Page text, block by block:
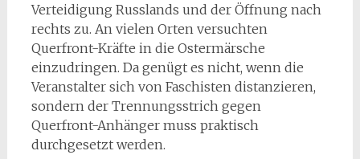
Verteidigung Russlands und der Öffnung nach
rechts zu. An vielen Orten versuchten
Querfront-Kräfte in die Ostermärsche
einzudringen. Da genügt es nicht, wenn die
Veranstalter sich von Faschisten distanzieren,
sondern der Trennungsstrich gegen
Querfront-Anhänger muss praktisch
durchgesetzt werden.